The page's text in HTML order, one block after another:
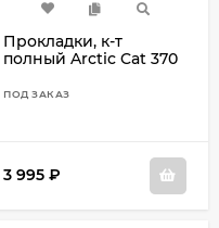
Прокладки, к-т
полный Arctic Cat 370
Bearcat
ПОД ЗАКАЗ
3 995 ₽